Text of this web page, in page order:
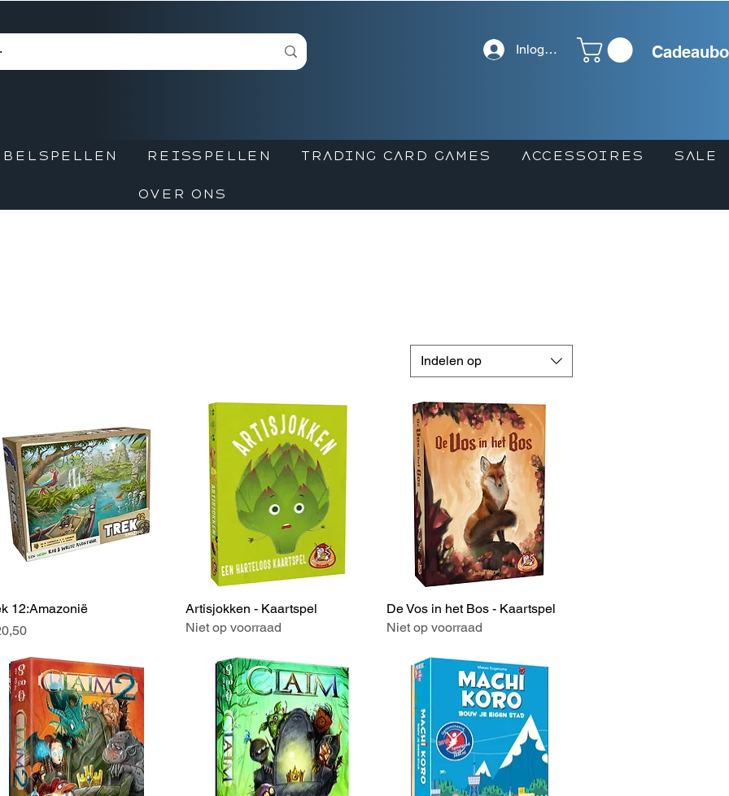
Inloggen
REISSPELLEN TRADING CARD GAMES ACCESSOIRES SALE
OVER ONS
Indelen op
Snel overzicht
12:Amazonië
Snel overzicht
Artisjokken - Kaartspel
Niet op voorraad
Snel overzicht
De Vos in het Bos - Kaartspel
Niet op voorraad